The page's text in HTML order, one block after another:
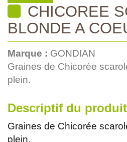
CHICOREE
BLONDE A
Marque : GONDIAN
Graines de Chicorée
plein.
Descriptif du produit
Graines de Chicorée
plein.